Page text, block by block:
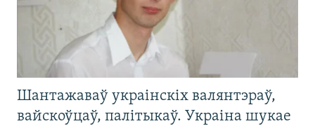
Шантажаваў украінскіх валянтэраў,
вайскоўцаў, палітыкаў. Украіна шукае